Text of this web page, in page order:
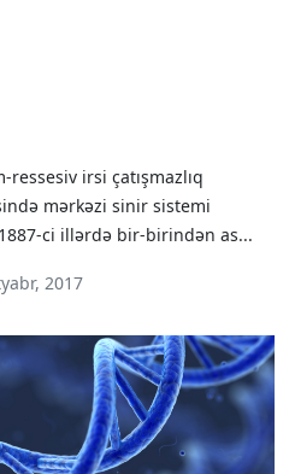
irsi çatışmazlıq
mərkəzi sinir sistemi
ci illərdə bir-birindən as...
2017